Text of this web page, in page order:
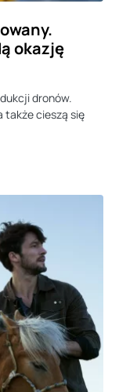
okazję
dronów.
także cieszą się